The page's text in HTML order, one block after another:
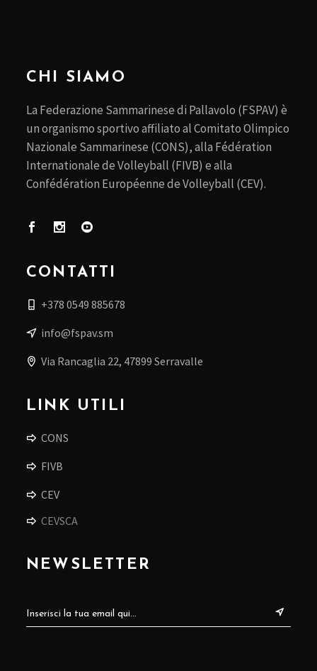
CHI SIAMO
La Federazione Sammarinese di Pallavolo (FSPAV) è
un organismo sportivo affiliato al Comitato Olimpico
Nazionale Sammarinese (CONS), alla Fédération
Internationale de Volleyball (FIVB) e alla
Confédération Européenne de Volleyball (CEV).
CONTATTI
+378 0549 885678
info@fspav.sm
Via Rancaglia 22, 47899 Serravalle
LINK UTILI
CONS
FIVB
CEV
CEVSCA
NEWSLETTER